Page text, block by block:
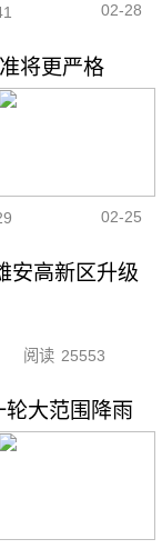
02-28
将更严格
02-25
安高新区升级
阅读 25553
大范围降雨